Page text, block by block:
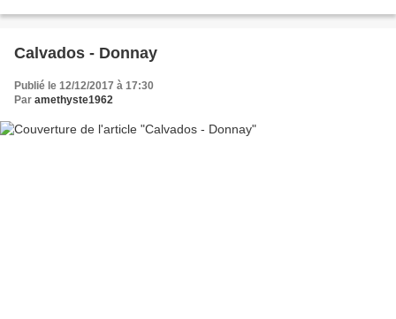
Calvados - Donnay
Publié le 12/12/2017 à 17:30
Par amethyste1962